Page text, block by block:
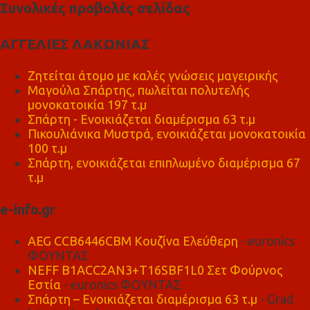
Συνολικές προβολές σελίδας
ΑΓΓΕΛΙΕΣ ΛΑΚΩΝΙΑΣ
Ζητείται άτομο με καλές γνώσεις μαγειρικής
Μαγούλα Σπάρτης, πωλείται πολυτελής
μονοκατοικία 197 τ.μ
Σπάρτη - Ενοικιάζεται διαμέρισμα 63 τ.μ
Πικουλιάνικα Μυστρά, ενοικιάζεται μονοκατοικία
100 τ.μ
Σπάρτη, ενοικιάζεται επιπλωμένο διαμέρισμα 67
τ.μ
e-info.gr
AEG CCB6446CBM Κουζίνα Ελεύθερη - euronics
ΦΟΥΝΤΑΣ
NEFF B1ACC2AN3+T16SBF1L0 Σετ Φούρνος
Εστία - euronics ΦΟΥΝΤΑΣ
Σπάρτη – Ενοικιάζεται διαμέρισμα 63 τ.μ - Grad